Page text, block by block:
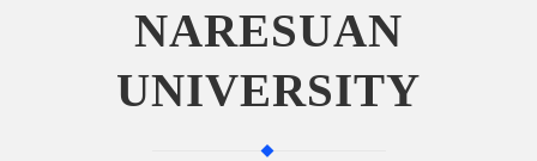
NARESUAN
UNIVERSITY